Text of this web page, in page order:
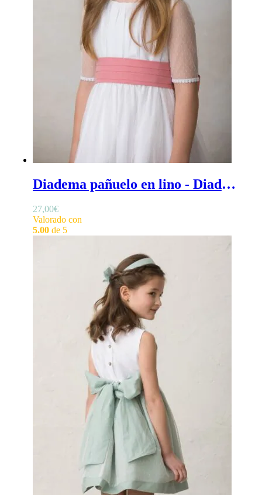
Diadema pañuelo en lino - Diadema efecto pañuelo en lino para ceremonia o comunión
27,00€
Valorado con
5.00de 5